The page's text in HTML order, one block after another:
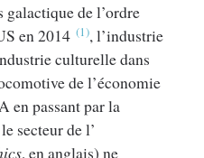
de l’ordre
en 2014 (1), l’industrie
culturelle dans
de l’économie
en passant par la
secteur de l’
, en anglais) ne